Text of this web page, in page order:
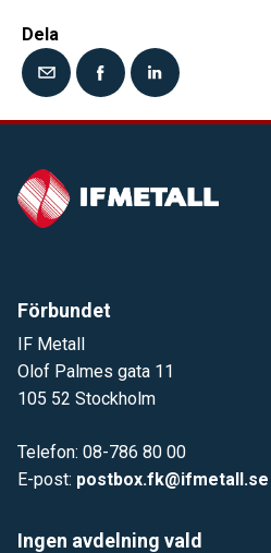
Dela
Förbundet
IF Metall
Olof Palmes gata 11
105 52 Stockholm
Telefon: 08-786 80 00
E-post: postbox.fk@ifmetall.se
Ingen avdelning vald